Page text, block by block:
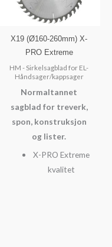
X19 (Ø160-260mm) X-
PRO Extreme
HM - Sirkelsagblad for EL-
Håndsager/kappsager
Normaltannet
sagblad for treverk,
spon, konstruksjon
og lister.
X-PRO Extreme
kvalitet